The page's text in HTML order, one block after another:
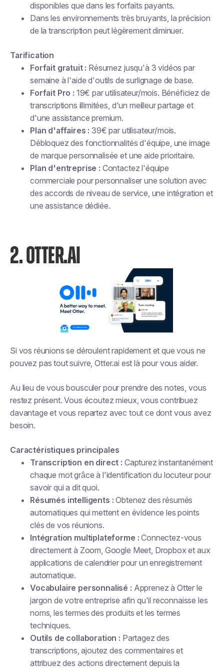
disponibles que dans les forfaits payants.
Dans les environnements très bruyants, la précision
de la transcription peut légèrement diminuer.
Tarification
Forfait gratuit : Résumez jusqu'à 3 vidéos par
semaine à l'aide d'outils de surlignage de base.
Forfait Pro : 19€ par utilisateur/mois. Bénéficiez de
transcriptions illimitées, d'un meilleur partage et
d'une assistance premium.
Plan d'affaires : 39€ par utilisateur/mois.
Débloquez des fonctionnalités d'équipe, une image
de marque personnalisée et une aide prioritaire.
Plan d'entreprise : Contactez l'équipe
commerciale pour personnaliser une solution avec
des accords de niveau de service, une intégration et
une assistance dédiée.
2. OTTER.AI
Si vos réunions se déroulent rapidement et que vous ne
pouvez pas tout suivre, Otter.ai est là pour vous aider.
Au lieu de vous bousculer pour prendre des notes, vous
restez présent. Vous écoutez mieux, vous contribuez
davantage et vous repartez avec tout ce dont vous avez
besoin.
Caractéristiques principales
Transcription en direct : Capturez instantanément
chaque mot grâce à l'identification du locuteur pour
savoir qui a dit quoi.
Résumés intelligents : Obtenez des résumés
automatiques qui mettent en évidence les points
clés de vos réunions.
Intégration multiplateforme : Connectez-vous
directement à Zoom, Google Meet, Dropbox et aux
applications de calendrier pour un enregistrement
automatique.
Vocabulaire personnalisé : Apprenez à Otter le
jargon de votre entreprise afin qu'il reconnaisse les
noms, les termes des produits et les termes
techniques.
Outils de collaboration : Partagez des
transcriptions, ajoutez des commentaires et
attribuez des actions directement depuis la